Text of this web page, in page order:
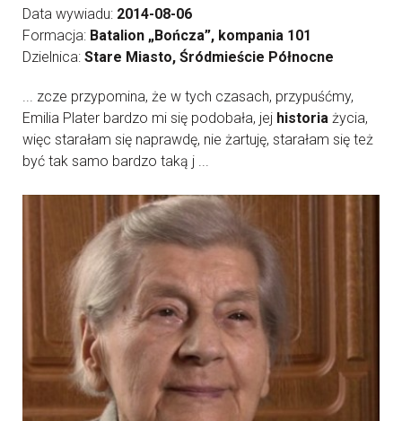
Data wywiadu: 2014-08-06
Formacja: Batalion „Bończa”, kompania 101
Dzielnica: Stare Miasto, Śródmieście Północne
... zcze przypomina, że w tych czasach, przypuśćmy,
Emilia Plater bardzo mi się podobała, jej historia życia,
więc starałam się naprawdę, nie żartuję, starałam się też
być tak samo bardzo taką j ...